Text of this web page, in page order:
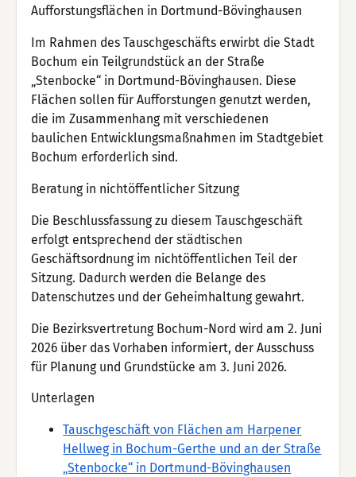
Aufforstungsflächen in Dortmund-Bövinghausen
Im Rahmen des Tauschgeschäfts erwirbt die Stadt
Bochum ein Teilgrundstück an der Straße
„Stenbocke“ in Dortmund-Bövinghausen. Diese
Flächen sollen für Aufforstungen genutzt werden,
die im Zusammenhang mit verschiedenen
baulichen Entwicklungsmaßnahmen im Stadtgebiet
Bochum erforderlich sind.
Beratung in nichtöffentlicher Sitzung
Die Beschlussfassung zu diesem Tauschgeschäft
erfolgt entsprechend der städtischen
Geschäftsordnung im nichtöffentlichen Teil der
Sitzung. Dadurch werden die Belange des
Datenschutzes und der Geheimhaltung gewahrt.
Die Bezirksvertretung Bochum-Nord wird am 2. Juni
2026 über das Vorhaben informiert, der Ausschuss
für Planung und Grundstücke am 3. Juni 2026.
Unterlagen
Tauschgeschäft von Flächen am Harpener
Hellweg in Bochum-Gerthe und an der Straße
„Stenbocke“ in Dortmund-Bövinghausen